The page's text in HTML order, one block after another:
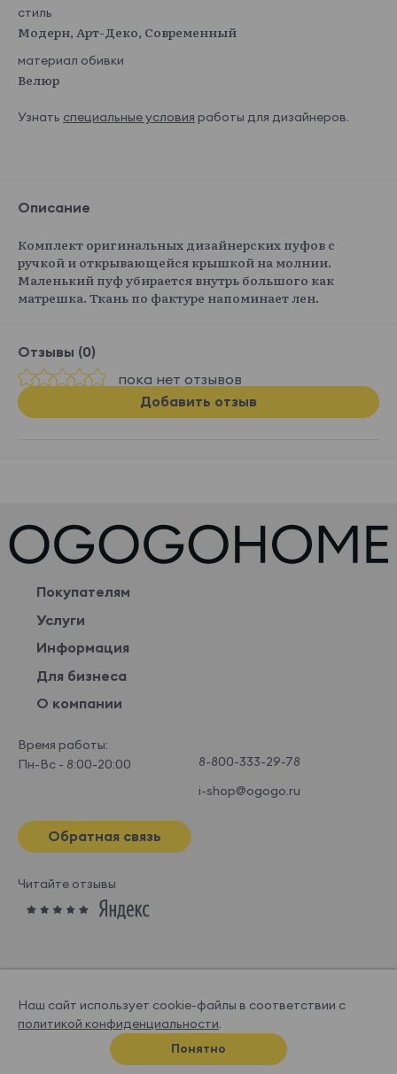
стиль
Модерн, Арт-Деко, Современный
материал обивки
Велюр
Узнать специальные условия работы для дизайнеров.
Описание
Комплект оригинальных дизайнерских пуфов с
ручкой и открывающейся крышкой на молнии.
Маленький пуф убирается внутрь большого как
матрешка. Ткань по фактуре напоминает лен.
Отзывы (0)
пока нет отзывов
Добавить отзыв
Покупателям
Услуги
Информация
Для бизнеса
О компании
Время работы:
Пн-Вс - 8:00-20:00
8-800-333-29-78
i-shop@ogogo.ru
Обратная связь
Читайте отзывы
© OGOGOHOME, 2026
Спроектировано и нарисовано вСупрематике
Наш сайт использует cookie-файлы в соответствии с
политикой конфиденциальности.
Понятно